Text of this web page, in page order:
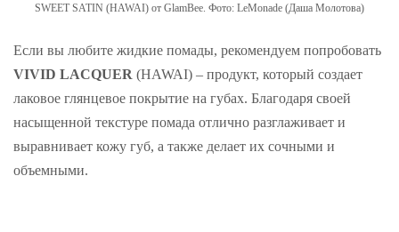
SWEET SATIN (HAWAI) от GlamBee. Фото: LeMonade (Даша Молотова)
Если вы любите жидкие помады, рекомендуем попробовать
VIVID LACQUER (HAWAI) – продукт, который создает
лаковое глянцевое покрытие на губах. Благодаря своей
насыщенной текстуре помада отлично разглаживает и
выравнивает кожу губ, а также делает их сочными и
объемными.